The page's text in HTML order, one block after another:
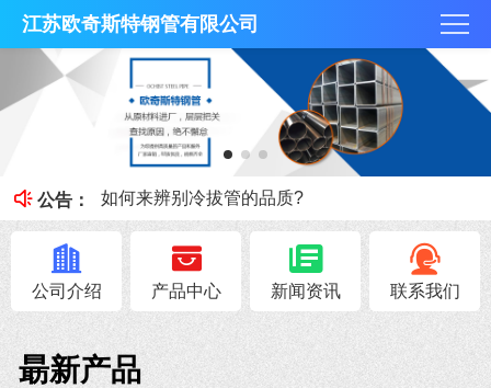
江苏欧奇斯特钢管有限公司
公告：
冷拔管的光亮度特征
冷拔管对比热轧管有什么区别
如何来辨别冷拔管的品质?
钢管知识----冷拔管和热轧管区别
无锡不锈钢焊管原料的加工性能
公司介绍 产品中心 新闻资讯 联系我们
朂新产品